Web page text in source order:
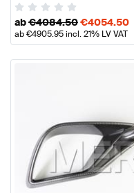
ab€4084.50€4054.50
ab€4905.95incl. 21% LV VAT